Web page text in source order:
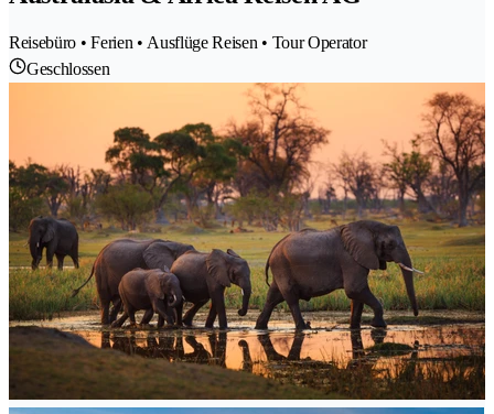
Reisebüro • Ferien • Ausflüge Reisen • Tour Operator
Geschlossen